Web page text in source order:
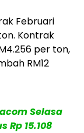
Februari
Kontrak
per ton,
RM12
Selasa
Rp 15.108